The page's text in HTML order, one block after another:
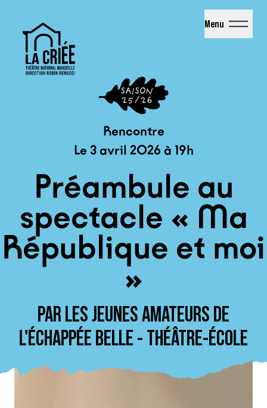
Menu
Rencontre
Le 3 avril 2026 à 19h
Préambule au
spectacle « Ma
République et moi
»
PAR LES JEUNES AMATEURS DE
L'ÉCHAPPÉE BELLE - THÉÂTRE-ÉCOLE